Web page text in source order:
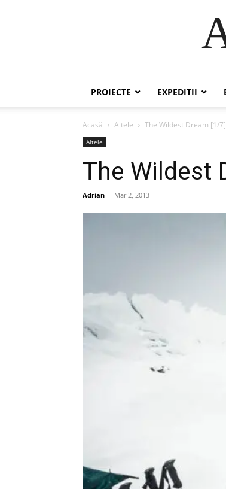
PROIECTE EXPEDITII
Acasă Altele The Wildest Dream [1/7]
Altele
The Wildest
Adrian - Mar 2, 2013